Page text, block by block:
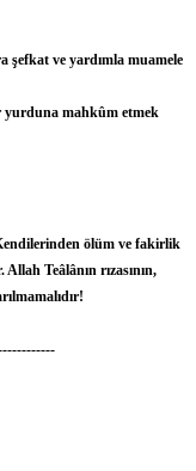
şefkat ve yardımla muamele
yurduna mahkûm etmek
Kendilerinden ölüm ve fakirlik
Teâlânın rızasının,